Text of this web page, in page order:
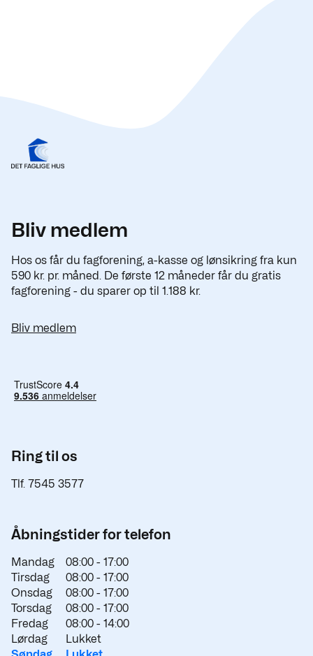
Bliv medlem
Hos os får du fagforening, a-kasse og lønsikring fra kun
590 kr. pr. måned. De første 12 måneder får du gratis
fagforening - du sparer op til 1.188 kr.
Bliv medlem
Ring til os
Tlf. 7545 3577
Åbningstider for telefon
Mandag 08:00 - 17:00
Tirsdag
08:00 - 17:00
Onsdag
08:00 - 17:00
Torsdag
08:00 - 17:00
Fredag
08:00 - 14:00
Lørdag
Lukket